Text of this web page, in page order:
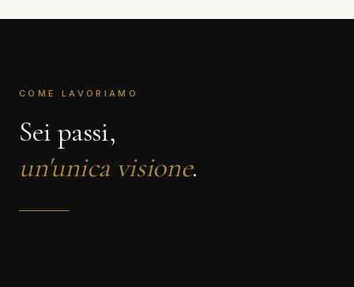
COME LAVORIAMO
Sei passi,
un'unica visione.